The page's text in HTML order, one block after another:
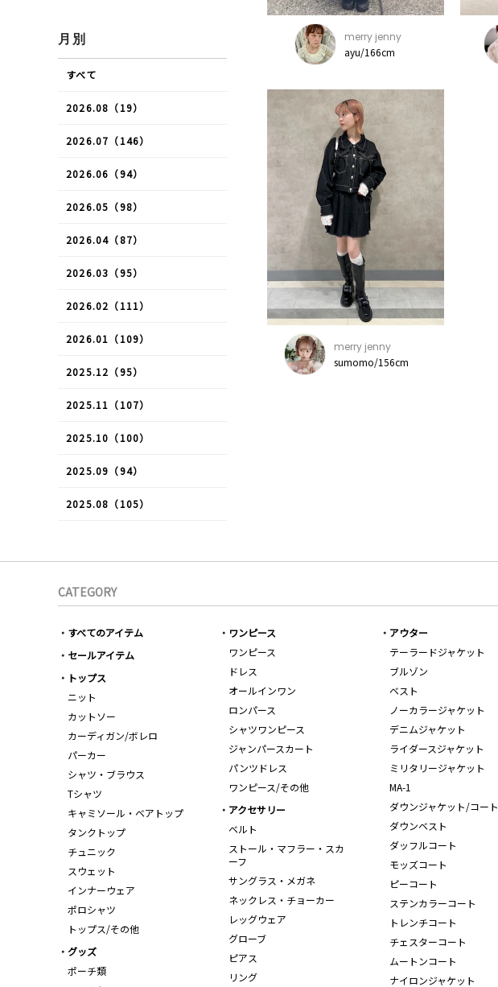
merry jenny
ayu/166cm
merry jenny
sumomo/156cm
月別
すべて
2026.08（19）
2026.07（146）
2026.06（94）
2026.05（98）
2026.04（87）
2026.03（95）
2026.02（111）
2026.01（109）
2025.12（95）
2025.11（107）
2025.10（100）
2025.09（94）
2025.08（105）
CATEGORY
すべてのアイテム
セールアイテム
トップス
ニット
カットソー
カーディガン/ボレロ
パーカー
シャツ・ブラウス
Tシャツ
キャミソール・ベアトップ
タンクトップ
チュニック
スウェット
インナーウェア
ポロシャツ
トップス/その他
ワンピース
ワンピース
ドレス
オールインワン
ロンパース
シャツワンピース
ジャンパースカート
パンツドレス
ワンピース/その他
アウター
テーラードジャケット
ブルゾン
ベスト
ノーカラージャケット
デニムジャケット
ライダースジャケット
ミリタリージャケット
MA-1
ダウンジャケット/コート
ダウンベスト
ダッフルコート
モッズコート
ピーコート
ステンカラーコート
トレンチコート
チェスターコート
ムートンコート
ナイロンジャケット
アクセサリー
ベルト
ストール・マフラー・スカ
ーフ
サングラス・メガネ
ネックレス・チョーカー
レッグウェア
グローブ
ピアス
リング
グッズ
ポーチ類